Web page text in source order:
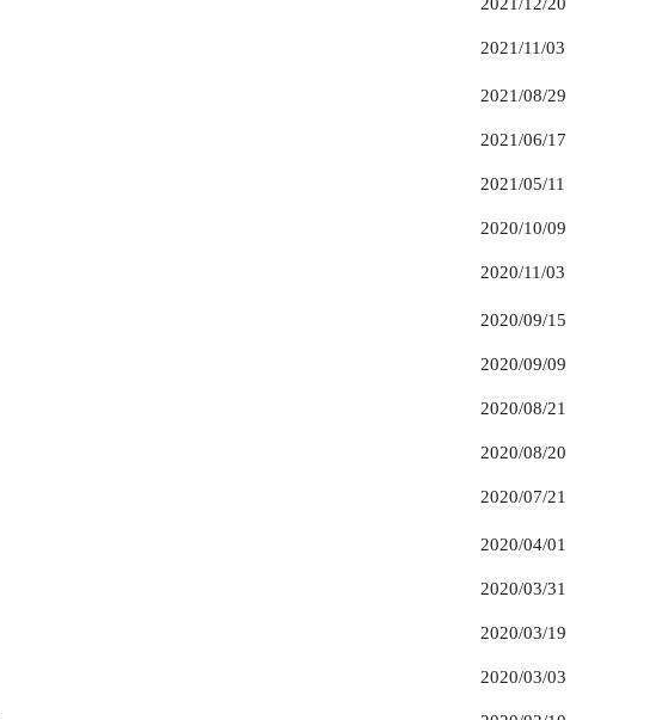
2021/11/03
2021/08/29
2021/06/17
2021/05/11
2020/10/09
2020/11/03
2020/09/15
2020/09/09
2020/08/21
2020/08/20
2020/07/21
2020/04/01
2020/03/31
2020/03/19
2020/03/03